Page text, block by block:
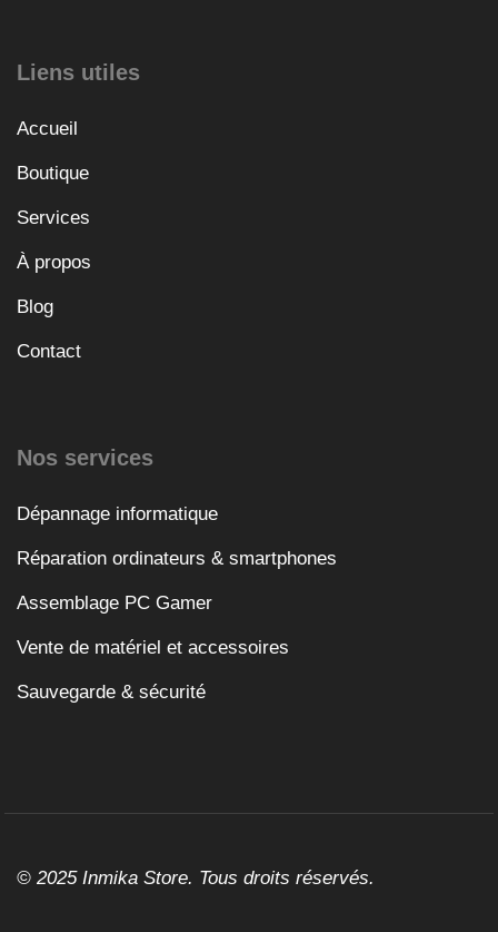
Liens utiles
Accueil
Boutique
Services
À propos
Blog
Contact
Nos services
Dépannage informatique
Réparation ordinateurs & smartphones
Assemblage PC Gamer
Vente de matériel et accessoires
Sauvegarde & sécurité
© 2025 Inmika Store. Tous droits réservés.